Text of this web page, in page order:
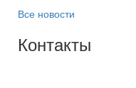
Все новости
Контакты